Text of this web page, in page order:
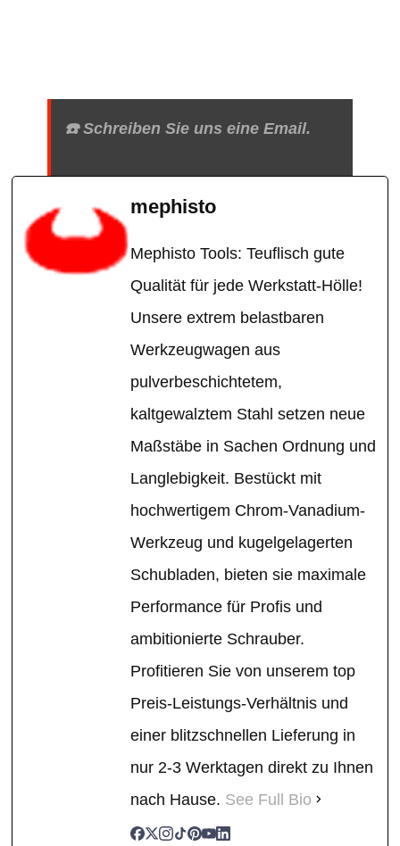
☎️ Schreiben Sie uns eine Email.
mephisto
Mephisto Tools: Teuflisch gute
Qualität für jede Werkstatt-Hölle!
Unsere extrem belastbaren
Werkzeugwagen aus
pulverbeschichtetem,
kaltgewalztem Stahl setzen neue
Maßstäbe in Sachen Ordnung und
Langlebigkeit. Bestückt mit
hochwertigem Chrom-Vanadium-
Werkzeug und kugelgelagerten
Schubladen, bieten sie maximale
Performance für Profis und
ambitionierte Schrauber.
Profitieren Sie von unserem top
Preis-Leistungs-Verhältnis und
einer blitzschnellen Lieferung in
nur 2-3 Werktagen direkt zu Ihnen
nach Hause. See Full Bio